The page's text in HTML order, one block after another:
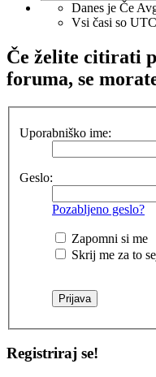
Danes je Če
Vsi časi so
Če želite citirati
foruma, se
Uporabniško ime:
Geslo:
Pozabljeno geslo?
Zapomni si me
Skrij me za to
Registriraj se!